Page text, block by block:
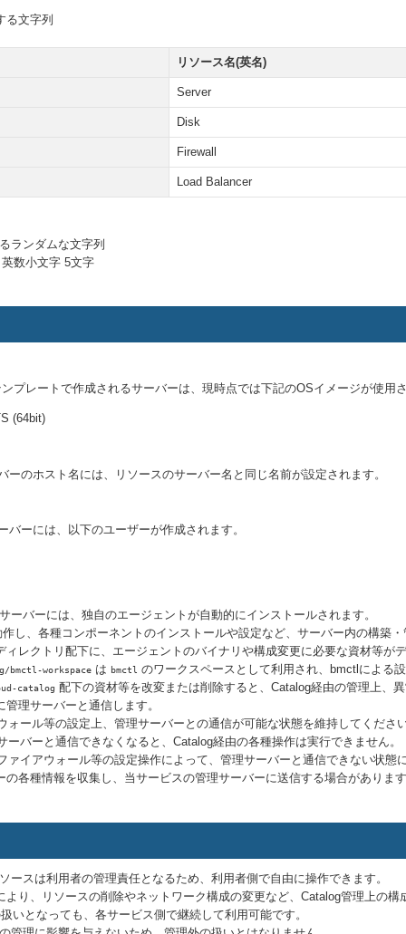
る文字列
リソース名(英名)
Server
Disk
Firewall
Load Balancer
ランダムな文字列
数小文字 5文字
プレートで作成されるサーバーは、現時点では下記のOSイメージが使用
(64bit)
ーのホスト名には、リソースのサーバー名と同じ名前が設定されます。
バーには、以下のユーザーが作成されます。
ーバーには、独自のエージェントが自動的にインストールされます。
し、各種コンポーネントのインストールや設定など、サーバー内の構築
ィレクトリ配下に、エージェントのバイナリや構成変更に必要な資材等が
workspace は bmctl のワークスペースとして利用され、bmctlによる
catalog 配下の資材等を改変または削除すると、Catalog経由の管理上、
理サーバーと通信します。
ォール等の設定上、管理サーバーとの通信が可能な状態を維持してくださ
ーバーと通信できなくなると、Catalog経由の各種操作は実行できません。
ァイアウォール等の設定操作によって、管理サーバーと通信できない状
の各種情報を収集し、当サービスの管理サーバーに送信する場合がありま
ースは利用者の管理責任となるため、利用者側で自由に操作できます。
より、リソースの削除やネットワーク構成の変更など、Catalog管理上の
いとなっても、各サービス側で継続して利用可能です。